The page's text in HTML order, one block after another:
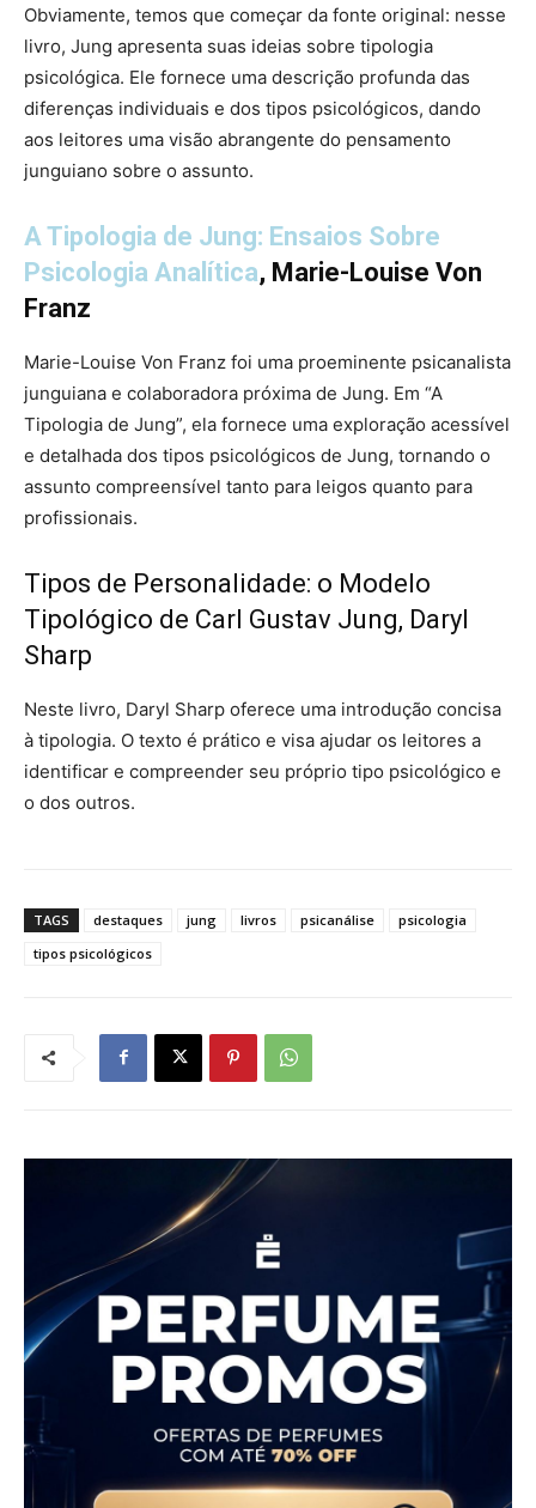
Obviamente, temos que começar da fonte original: nesse
livro, Jung apresenta suas ideias sobre tipologia
psicológica. Ele fornece uma descrição profunda das
diferenças individuais e dos tipos psicológicos, dando
aos leitores uma visão abrangente do pensamento
junguiano sobre o assunto.
A Tipologia de Jung: Ensaios Sobre
Psicologia Analítica, Marie-Louise Von
Franz
Marie-Louise Von Franz foi uma proeminente psicanalista
junguiana e colaboradora próxima de Jung. Em “A
Tipologia de Jung”, ela fornece uma exploração acessível
e detalhada dos tipos psicológicos de Jung, tornando o
assunto compreensível tanto para leigos quanto para
profissionais.
Tipos de Personalidade: o Modelo
Tipológico de Carl Gustav Jung, Daryl
Sharp
Neste livro, Daryl Sharp oferece uma introdução concisa
à tipologia. O texto é prático e visa ajudar os leitores a
identificar e compreender seu próprio tipo psicológico e
o dos outros.
TAGS destaques jung livros psicanálise
psicologia
tipos psicológicos